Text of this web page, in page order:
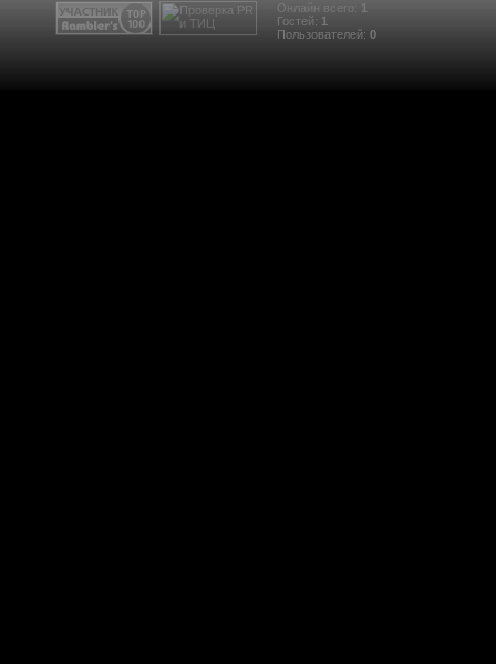
Онлайн всего:
Гостей: 1
Пользователей: 0